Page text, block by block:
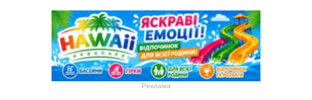
Реклама